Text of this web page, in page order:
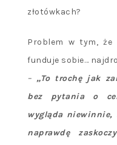
złotówkach?
Problem w tym, że
funduje sobie…
– „To trochę jak
bez pytania o
wygląda
naprawdę